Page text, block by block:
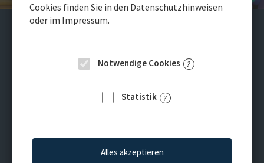
Cookies finden Sie in den Datenschutzhinweisen
oder im Impressum.
Notwendige Cookies
Statistik
Alles akzeptieren
Mitarbeiterin/
Bereich Ergo- und
LVR-Förderschulen